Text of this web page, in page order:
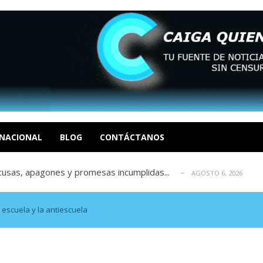
BLOG CONTÁCTANOS
de derechos humanos en el Minister...
un mercado impulsado por el auge de... AGOSTO 6, 2026
en La Guaira que hasta ahora no había ... AGOSTO 6, 2026
Por Dayana Cristina Duzoglou L.
apagones y promesas incumplidas...
de derechos humanos en el Minister... AGOSTO 6, 2026
un mercado impulsado por el auge de... AGOSTO 6, 2026
La Guaira que hasta ahora no había ...
Por Dayana Cristina Duzoglou L. AGOSTO 6, 2026
escuela y la antiescuela